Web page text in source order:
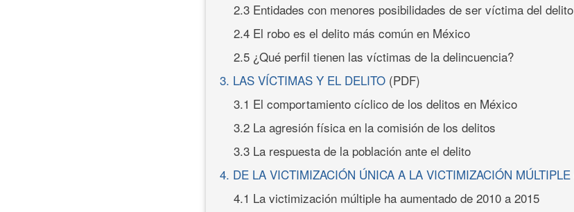
2.3 Entidades con menores posibilidades de ser víctima del delito
2.4 El robo es el delito más común en México
2.5 ¿Qué perfil tienen las víctimas de la delincuencia?
3. LAS VÍCTIMAS Y EL DELITO (PDF)
3.1 El comportamiento cíclico de los delitos en México
3.2 La agresión física en la comisión de los delitos
3.3 La respuesta de la población ante el delito
4. DE LA VICTIMIZACIÓN ÚNICA A LA VICTIMIZACIÓN MÚLTIPLE
4.1 La victimización múltiple ha aumentado de 2010 a 2015